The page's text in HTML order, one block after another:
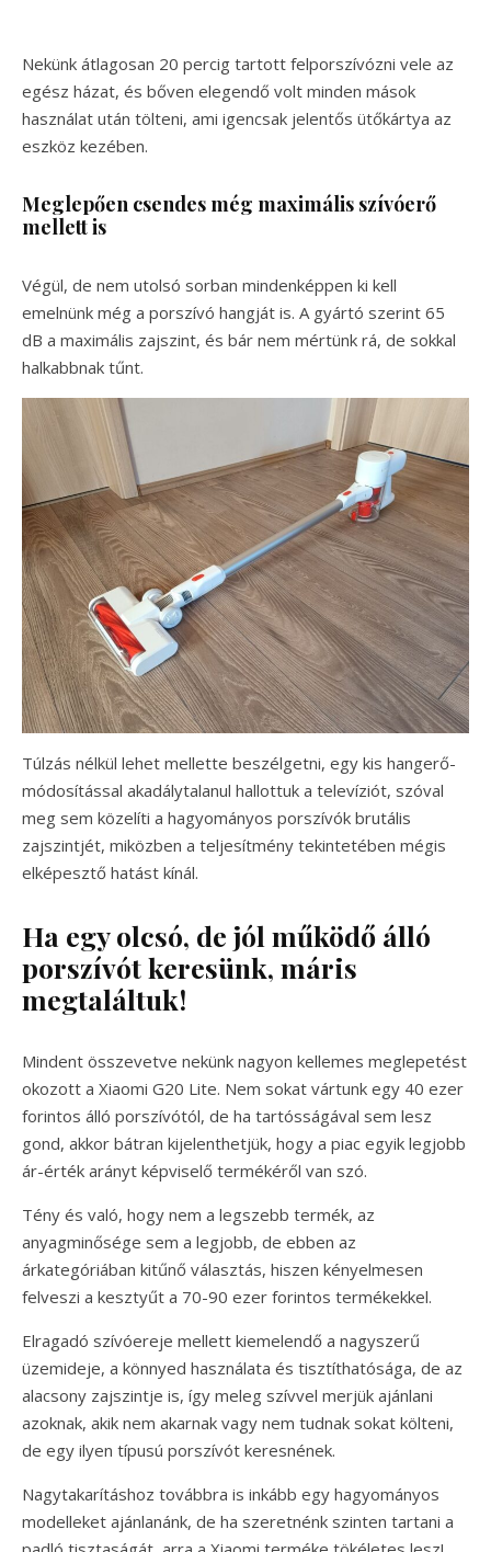
Nekünk átlagosan 20 percig tartott felporszívózni vele az
egész házat, és bőven elegendő volt minden mások
használat után tölteni, ami igencsak jelentős ütőkártya az
eszköz kezében.
Meglepően csendes még maximális szívóerő
mellett is
Végül, de nem utolsó sorban mindenképpen ki kell
emelnünk még a porszívó hangját is. A gyártó szerint 65
dB a maximális zajszint, és bár nem mértünk rá, de sokkal
halkabbnak tűnt.
Túlzás nélkül lehet mellette beszélgetni, egy kis hangerő-
módosítással akadálytalanul hallottuk a televíziót, szóval
meg sem közelíti a hagyományos porszívók brutális
zajszintjét, miközben a teljesítmény tekintetében mégis
elképesztő hatást kínál.
Ha egy olcsó, de jól működő álló
porszívót keresünk, máris
megtaláltuk!
Mindent összevetve nekünk nagyon kellemes meglepetést
okozott a Xiaomi G20 Lite. Nem sokat vártunk egy 40 ezer
forintos álló porszívótól, de ha tartósságával sem lesz
gond, akkor bátran kijelenthetjük, hogy a piac egyik legjobb
ár-érték arányt képviselő termékéről van szó.
Tény és való, hogy nem a legszebb termék, az
anyagminősége sem a legjobb, de ebben az
árkategóriában kitűnő választás, hiszen kényelmesen
felveszi a kesztyűt a 70-90 ezer forintos termékekkel.
Elragadó szívóereje mellett kiemelendő a nagyszerű
üzemideje, a könnyed használata és tisztíthatósága, de az
alacsony zajszintje is, így meleg szívvel merjük ajánlani
azoknak, akik nem akarnak vagy nem tudnak sokat költeni,
de egy ilyen típusú porszívót keresnének.
Nagytakarításhoz továbbra is inkább egy hagyományos
modelleket ajánlanánk, de ha szeretnénk szinten tartani a